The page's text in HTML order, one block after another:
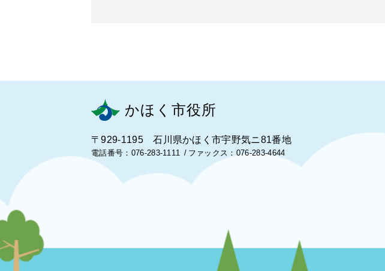
かほく市役所
〒929-1195 石川県かほく市宇野気ニ81番地
電話番号：076-283-1111 ファックス：076-283-4644